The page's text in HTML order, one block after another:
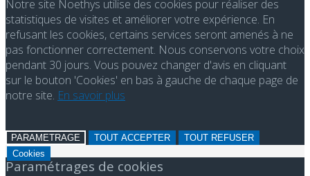
Notre site Noethys utilise des cookies pour réaliser des
statistiques de visites et améliorer votre expérience. En
refusant les cookies, certains services seront amenés à ne
pas fonctionner correctement. Nous conservons votre choix
pendant 30 jours. Vous pouvez changer d'avis en cliquant
sur le bouton 'Cookies' en bas à gauche de chaque page de
notre site. En savoir plus
PARAMETRAGE TOUT ACCEPTER
TOUT REFUSER
Cookies
Paramétrages de cookies